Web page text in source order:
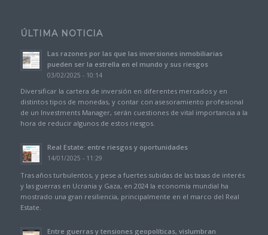
ÚLTIMA NOTICIA
Las razones por las que las inversiones inmobiliarias
pueden ser la estrella en el mundo y sus riesgos
03/02/2025 - 10:14
Diversificar la cartera de inversión en diferentes mercados y en
distintos tipos de monedas, y contar con asesoramiento profesional
de un Investments Manager, serán cuestiones de vital importancia a la
hora de reducir algunos de estos riesgos.
Real Estate: entre riesgos y oportunidades
14/01/2025 - 11:29
Tras años turbulentos, y pese a fuertes subidas de las tasas de interés
y las guerras en Ucrania y Gaza, en 2024 la economía mundial ha
mostrado una gran resiliencia, principalmente en el marco del Real
Estate.
Entre guerras y tensiones geopolíticas, vislumbran